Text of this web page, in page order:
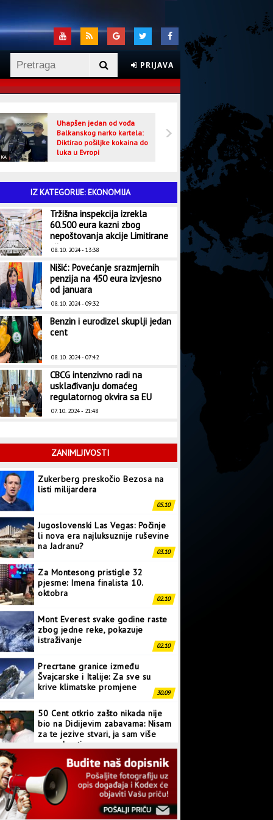
PRIJAVA
Uhapšen jedan od vođa
Balkanskog narko kartela:
Diktirao pošiljke kokaina do
luka u Evropi
CRNA HRONIKA
IZ KATEGORIJE: EKONOMIJA
Tržišna inspekcija izrekla
60.500 eura kazni zbog
nepoštovanja akcije Limitirane
cijene
08. 10. 2024 - 13:38
Nišić: Povećanje srazmjernih
penzija na 450 eura izvjesno
od januara
08. 10. 2024 - 09:32
Benzin i eurodizel skuplji jedan
cent
08. 10. 2024 - 07:42
CBCG intenzivno radi na
usklađivanju domaćeg
regulatornog okvira sa EU
07. 10. 2024 - 21:48
ZANIMLJIVOSTI
Zukerberg preskočio Bezosa na
listi milijardera
05.10
Jugoslovenski Las Vegas: Počinje
li nova era najluksuznije ruševine
na Jadranu?
03.10
Za Montesong pristigle 32
pjesme: Imena finalista 10.
oktobra
02.10
Mont Everest svake godine raste
zbog jedne reke, pokazuje
istraživanje
02.10
Precrtane granice između
Švajcarske i Italije: Za sve su
krive klimatske promjene
30.09
50 Cent otkrio zašto nikada nije
bio na Didijevim zabavama: Nisam
za te jezive stvari, ja sam više
normalan tip
28.09
Japanci prave superkompjuter
kakav svijet još nije vidio
27.09
Linkin Park ima novu pjesmu: